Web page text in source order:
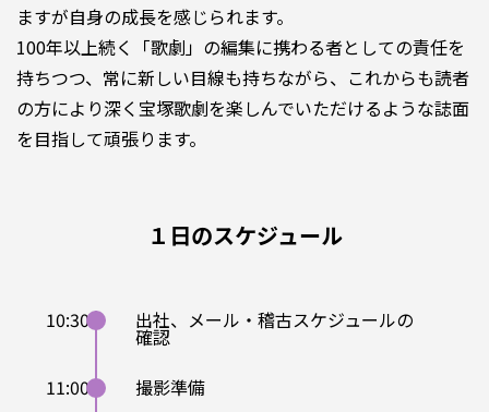
ますが自身の成長を感じられます。
100年以上続く「歌劇」の編集に携わる者としての責任を
持ちつつ、常に新しい目線も持ちながら、これからも読者
の方により深く宝塚歌劇を楽しんでいただけるような誌面
を目指して頑張ります。
１日のスケジュール
10:30 出社、メール・稽古スケジュールの
確認
11:00
撮影準備